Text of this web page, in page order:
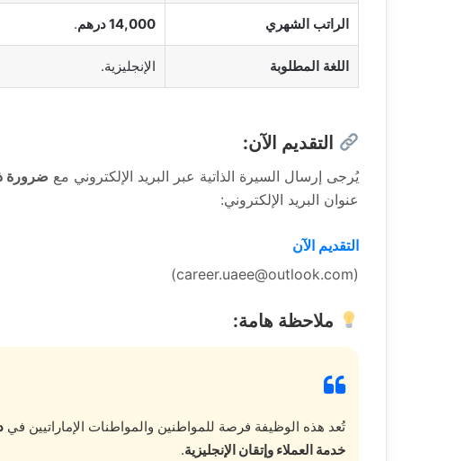
الراتب الشهري 14,000 درهم .
اللغة المطلوبة الإنجليزية.
التقديم الآن:
يُرجى إرسال السيرة الذاتية عبر البريد الإلكتروني مع ضرورة
عنوان البريد الإلكتروني:
التقديم الآن
(career.uaee@outlook.com)
ملاحظة هامة:
تُعد هذه الوظيفة فرصة للمواطنين والمواطنات الإماراتيين في
خدمة العملاء وإتقان الإنجليزية.